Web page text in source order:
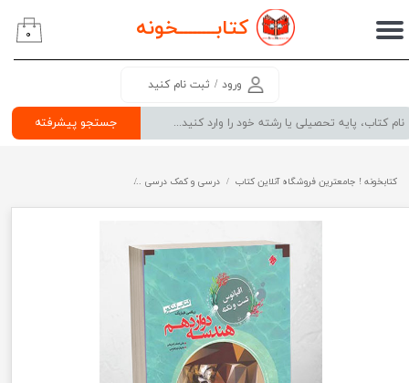
کتابــــــــخونه
جستجو پیشرفته
ورود / ثبت نام کنید
حساب کاربری من
سفارشات
۰
کتابخونه ! جامعترین فروشگاه آنلاین کتاب درسی و کمک درسی